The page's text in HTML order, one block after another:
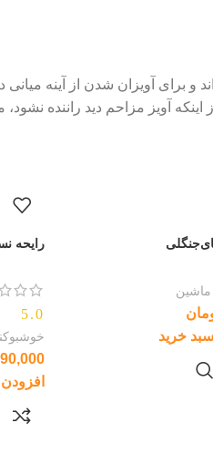
و برای آویزان شدن از آینه
اینکه آویز مزاحم دید راننده
ماشین
خرید
رایحه
5.0